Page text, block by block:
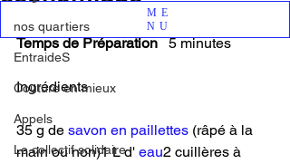
ME
NU
nos quartiers
EntraideS
Couture en mieux
Appels
Le collectif solidaire
Temps de Préparation
   5 minutes
Ingrédients
35 g de savon en paillettes (râpé à la
main ou non)1 L d' eau2 cuillères à